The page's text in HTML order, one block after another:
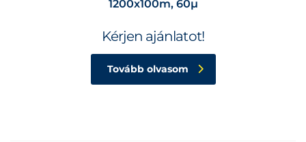
1200x100m, 60µ
Kérjen ajánlatot!
Tovább olvasom